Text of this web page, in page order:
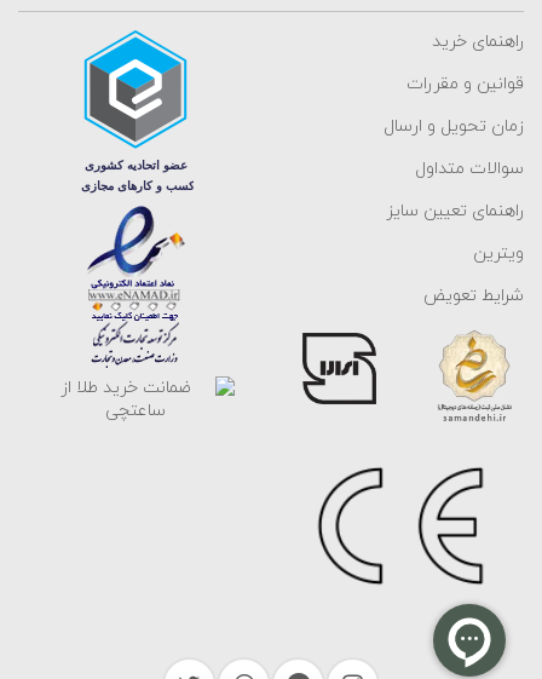
راهنمای خرید
قوانین و مقررات
زمان تحویل و ارسال
سوالات متداول
راهنمای تعیین سایز
ویترین
شرایط تعویض